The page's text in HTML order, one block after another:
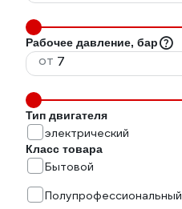
Рабочее давление, бар
от
Тип двигателя
электрический
Класс товара
Бытовой
Полупрофессиональный